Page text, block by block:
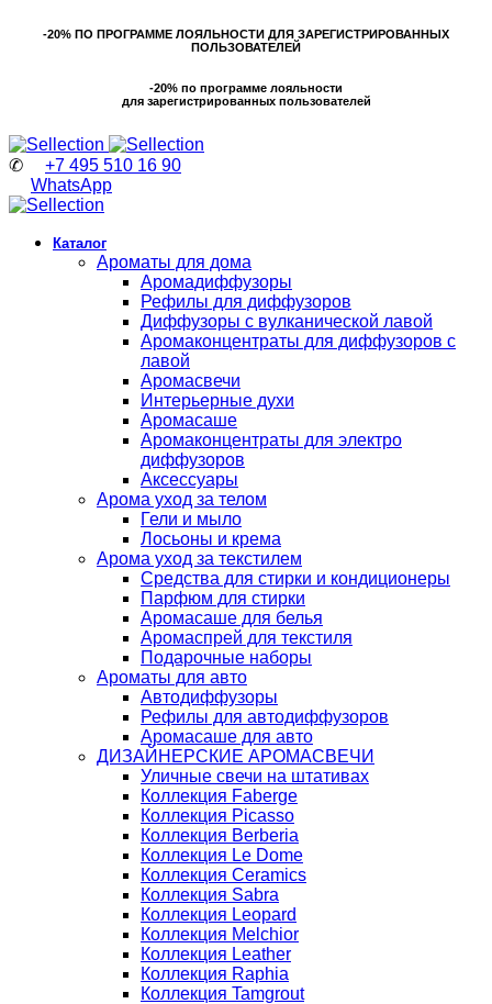
-20% ПО ПРОГРАММЕ ЛОЯЛЬНОСТИ ДЛЯ ЗАРЕГИСТРИРОВАННЫХ
ПОЛЬЗОВАТЕЛЕЙ
-20% по программе лояльности
для зарегистрированных пользователей
✆ +7 495 510 16 90
WhatsApp
Каталог
Ароматы для дома
Аромадиффузоры
Рефилы для диффузоров
Диффузоры с вулканической лавой
Аромаконцентраты для диффузоров с
лавой
Аромасвечи
Интерьерные духи
Аромасаше
Аромаконцентраты для электро
диффузоров
Аксессуары
Арома уход за телом
Гели и мыло
Лосьоны и крема
Арома уход за текстилем
Средства для стирки и кондиционеры
Парфюм для стирки
Аромасаше для белья
Аромаспрей для текстиля
Подарочные наборы
Ароматы для авто
Автодиффузоры
Рефилы для автодиффузоров
Аромасаше для авто
ДИЗАЙНЕРСКИЕ АРОМАСВЕЧИ
Уличные свечи на штативах
Коллекция Faberge
Коллекция Picasso
Коллекция Berberia
Коллекция Le Dome
Коллекция Ceramics
Коллекция Sabra
Коллекция Leopard
Коллекция Melchior
Коллекция Leather
Коллекция Raphia
Коллекция Tamgrout